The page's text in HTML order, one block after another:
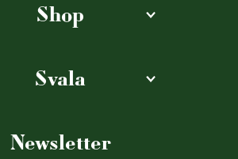
Shop
Svala
Newsletter